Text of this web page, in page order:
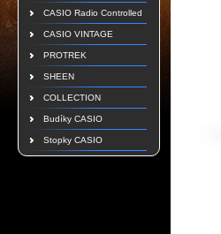
CASIO Radio Controlled
CASIO VINTAGE
PROTREK
SHEEN
COLLECTION
Budíky CASIO
Stopky CASIO